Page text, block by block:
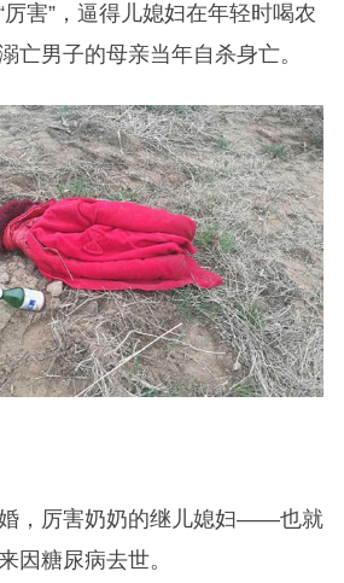
害”，逼得儿媳妇在年轻时喝农
男子的母亲当年自杀身亡。
，厉害奶奶的继儿媳妇——也就
因糖尿病去世。